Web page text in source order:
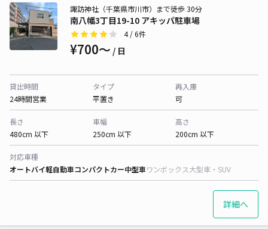
南八幡3丁目19-10 アキッパ駐車場
諏訪神社（千葉県市川市）まで徒歩 30分
4/ 6件
¥700〜 / 日
貸出時間
24時間営業
タイプ
平置き
再入庫
可
長さ
480cm 以下
車幅
250cm 以下
高さ
200cm 以下
対応車種
オートバイ軽自動車コンパクトカー中型車ワンボックス大型車・SUV
詳細へ